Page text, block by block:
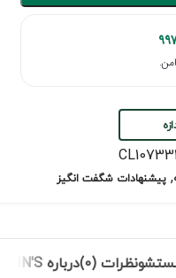
, پیشنهادات شگفت انگیز
نظرات (0) درباره COLIN'S